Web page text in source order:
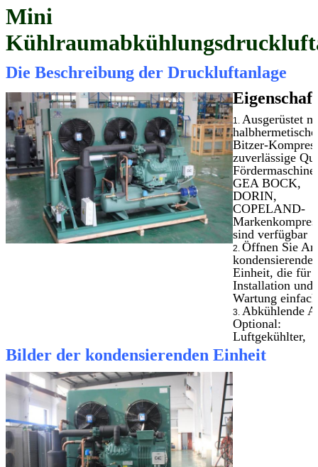
Mini
Die Beschreibung der Druckluftanlage
1. Ausgerüstet
Bitzer-
zuverlässige
Fördermaschine,
GEA BOCK,
DORIN,
COPELAND-
sind verfügbar
2. Öffnen Sie
kondensierende
Einheit, die für
Installation und
Wartung
3. Abkühlende
Optional:
Luftgekühlter,
wassergekühlter,
evaportaing
Bilder der kondensierenden Einheit